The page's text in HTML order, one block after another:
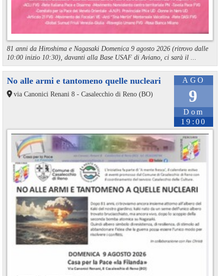
81 anni da Hiroshima e Nagasaki Domenica 9 agosto 2026 (ritrovo dalle
10:00 inizio 10:30), davanti alla Base USAF di Aviano, ci sarà il ...
AGO
9
Dom
19:00
No alle armi e tantomeno quelle nucleari
via Canonici Renani 8 - Casalecchio di Reno (BO)